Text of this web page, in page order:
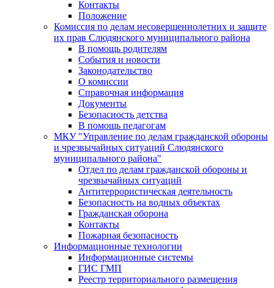
Контакты
Положение
Комиссия по делам несовершеннолетних и защите
их прав Слюдянского муниципального района
В помощь родителям
События и новости
Законодательство
О комиссии
Справочная информация
Документы
Безопасность детства
В помощь педагогам
МКУ "Управление по делам гражданской обороны
и чрезвычайных ситуаций Слюдянского
муниципального района"
Отдел по делам гражданской обороны и
чрезвычайных ситуаций
Антитеррористическая деятельность
Безопасность на водных объектах
Гражданская оборона
Контакты
Пожарная безопасность
Информационные технологии
Информационные системы
ГИС ГМП
Реестр территориального размещения